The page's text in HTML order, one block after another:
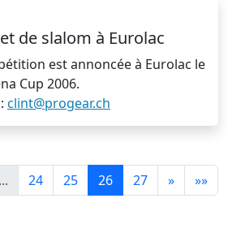
de slalom à Eurolac
est annoncée à Eurolac le
Cup 2006.
clint@progear.ch
... 24 25 26 27 » »»